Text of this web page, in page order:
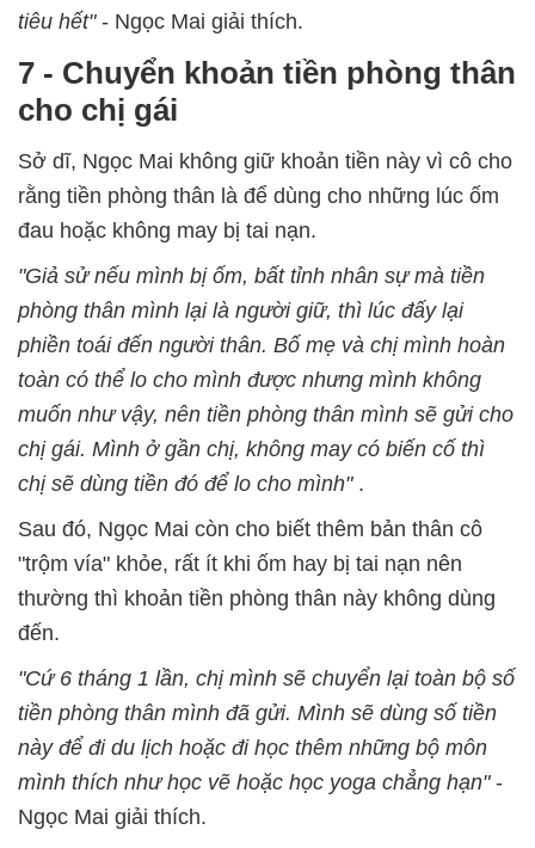
tiêu hết" - Ngọc Mai giải thích.
7 - Chuyển khoản tiền phòng thân
cho chị gái
Sở dĩ, Ngọc Mai không giữ khoản tiền này vì cô cho
rằng tiền phòng thân là để dùng cho những lúc ốm
đau hoặc không may bị tai nạn.
"Giả sử nếu mình bị ốm, bất tỉnh nhân sự mà tiền
phòng thân mình lại là người giữ, thì lúc đấy lại
phiền toái đến người thân. Bố mẹ và chị mình hoàn
toàn có thể lo cho mình được nhưng mình không
muốn như vậy, nên tiền phòng thân mình sẽ gửi cho
chị gái. Mình ở gần chị, không may có biến cố thì
chị sẽ dùng tiền đó để lo cho mình" .
Sau đó, Ngọc Mai còn cho biết thêm bản thân cô
"trộm vía" khỏe, rất ít khi ốm hay bị tai nạn nên
thường thì khoản tiền phòng thân này không dùng
đến.
"Cứ 6 tháng 1 lần, chị mình sẽ chuyển lại toàn bộ số
tiền phòng thân mình đã gửi. Mình sẽ dùng số tiền
này để đi du lịch hoặc đi học thêm những bộ môn
mình thích như học vẽ hoặc học yoga chẳng hạn" -
Ngọc Mai giải thích.